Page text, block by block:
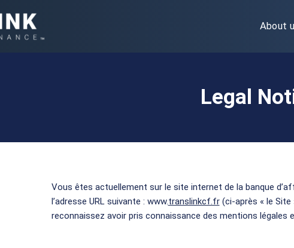
About
Legal
Vous êtes actuellement sur le site internet de la banque
l’adresse URL suivante : www.translinkcf.fr(ci-après « le Site
reconnaissez avoir pris connaissance des mentions légales